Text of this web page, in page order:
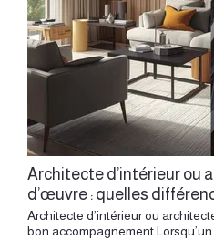
Architecte d’intérieur ou
d’œuvre : quelles
Architecte d’intérieur ou architecte maître d’œuvre : choisir le bon accompagnement Lorsqu’un projet de rénovation intérieure commence, une question revient souvent : faut-il faire appel à un architecte d’intérieur ou à un architecte maître d’œuvre ? Ces deux métiers se croisent, dialoguent et peuvent parfois intervenir sur un même projet. Leur approche, leur cadre d’intervention et leur regard sur le lieu présentent pourtant des nuances importantes. Comprendre ces différences permet de choisir le bon accompagnement, au bon moment, selon la nature du projet. Dans un appartement ancien à Lyon, une maison à réorganiser, un local professionnel à transformer ou un espace neuf à personnaliser, le choix du professionnel influence la manière de concevoir, de décider et d’avancer. Deux métiers autour d’un même lieu L’architecte d’intérieur et l’architecte maître d’œuvre travaillent tous deux avec l’espace. Ils observent un lieu, analysent ses contraintes, ses qualités, ses usages et son potentiel. Ils cherchent à donner une cohérence à un projet, à organiser les volumes et à rendre les choix lisibles. Leur différence se situe surtout dans le périmètre d’intervention. L’architecte maître d’œuvre intervient souvent sur le bâtiment dans sa globalité : structure, enveloppe, autorisations administratives, construction, extension ou transformation importante. L’architecte d’intérieur concentre son regard sur l’espace vécu : les volumes intérieurs, les circulations, la lumière, les usages, les matières, les détails, le mobilier intégré et l’ambiance. Une rénovation complète d’intérieur relève souvent d’une approche globale sur les volumes, la circulation, les usages et les matières. Ces deux approches peuvent se compléter avec beaucoup de justesse. Le rôle de l’architecte d’intérieur L’architecte d’intérieur pense le lieu depuis l’usage. Il cherche à comprendre comment un espace est habité, traversé, ressenti et vécu au quotidien. Son travail commence par l’écoute : les habitudes, les envies, les rythmes de vie, les besoins de rangement, les gestes familiers, les manières de recevoir, de travailler, de cuisiner, de se reposer. À partir de cette lecture, il propose une organisation spatiale adaptée. Il peut repenser une distribution, ouvrir une perspective, créer une pièce supplémentaire, optimiser un petit appartement, dessiner une cuisine, intégrer une bibliothèque, composer une entrée, travailler une suite parentale ou donner une identité à un logement neuf. Son rôle consiste à relier le fonctionnel et le sensible. Un plan réussi ne se limite jamais à un bon agencement. Il doit créer une atmosphère, donner une fluidité, révéler une lumière, apporter du confort et rendre le lieu plus personnel. Une approche centrée sur l’intérieur L’architecture intérieure s’intéresse à ce qui fait la qualité d’un espace au quotidien. La proportion d’une pièce, la place d’une cloison, la hauteur d’un meuble, l’épaisseur d’un seuil, la couleur d’un mur, le dessin d’un rangement ou la position d’un luminaire peuvent transformer profondément la perception d’un lieu. L’architecte d’intérieur travaille cette précision. Il compose avec les volumes existants, les usages, les matières et la lumière. Il cherche une réponse sur mesure, cohérente avec le lieu et avec ceux qui vont l’habiter. Dans un appartement lyonnais, cette approche prend souvent tout son sens. Un canut de la Croix-Rousse, un appartement haussmannien aux Brotteaux, un logement ancien de la Presqu’île ou un appartement contemporain à Villeurbanne demandent chacun une lecture particulière. L’architecte d’intérieur révèle le caractère du lieu tout en l’adaptant aux modes de vie actuels. Le rôle de l’architecte maître d’œuvre L’architecte maître d’œuvre intervient dans un cadre plus large, lié à la conception architecturale et à la réalisation d’un ouvrage. Il peut concevoir un bâtiment, une extension, une surélévation, une restructuration lourde ou une transformation nécessitant une autorisation d’urbanisme. Sa mission peut inclure les études, les plans, le dépôt d’un permis de construire, la consultation des entreprises, le suivi du chantier et la réception des travaux. Il porte une vision globale du bâti. Il coordonne les choix architecturaux, techniques, réglementaires et constructifs. Il veille à la cohérence du projet avec le site, la structure, les normes, l’enveloppe du bâtiment et les obligations administratives. Dans certains projets, son intervention devient centrale : extension d’une maison, modification de façade, création d’ouverture, changement de destination, construction neuve ou transformation importante d’un bâtiment existant. Maîtrise d’œuvre : une mission, plus qu’un titre La maîtrise d’œuvre désigne une mission. Elle consiste à concevoir un projet, organiser les études, consulter les entreprises, suivre la réalisation et accompagner le maître d’ouvrage jusqu’à la livraison. Un architecte peut exercer une mission de maîtrise d’œuvre. Certains architectes d’intérieur proposent aussi une mission d’accompagnement à la réalisation, selon leur assurance, leur cadre contractuel et la nature du projet. La nuance est importante. Le maître d’ouvrage est le client, celui qui porte le projet et prend les décisions. Le maître d’œuvre est le professionnel chargé de concevoir, d’organiser et de suivre la mise en œuvre du projet, dans le périmètre défini par contrat. Cette distinction aide à comprendre